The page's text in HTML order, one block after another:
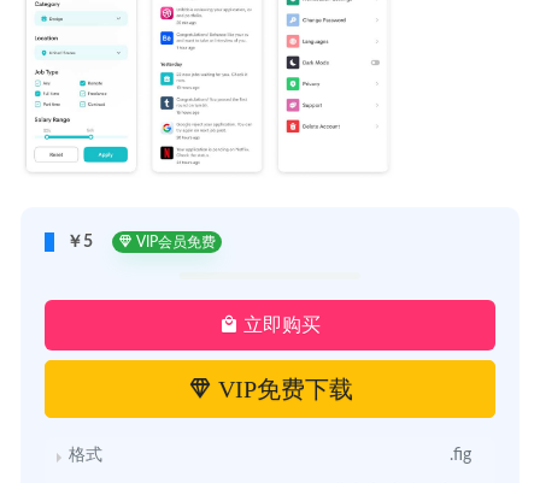
￥5 VIP会员免费
立即购买
VIP免费下载
格式 .fig